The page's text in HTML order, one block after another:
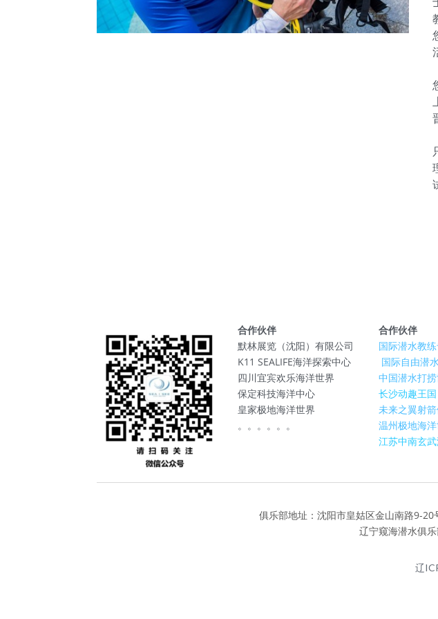
合作伙伴
默林展览（沈阳）有限公司
K11 SEALIFE海洋探索中心
四川宜宾欢乐海洋世界
保定科技海洋中心
皇家极地海洋世界
。。。。。。
合作伙伴
国际潜水教
国际自由潜
中国潜水打
长沙动趣王国
未来之翼射
温州极地海
江苏中南玄
俱乐部地址：沈阳市皇姑区金山南路9-
辽宁窥海潜水俱
辽